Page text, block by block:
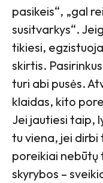
pasikeis“, „gal
susitvarkys“.
tikiesi,
skirtis.
turi abi pusės.
klaidas, kito
Jei jautiesi taip,
tu viena, jei dirbi
poreikiai nebūtų
skyrybos –